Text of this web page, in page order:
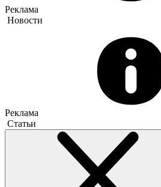
Реклама
Новости
Реклама
Статьи